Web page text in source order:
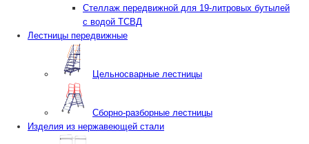
Стеллаж передвижной для 19-литровых бутылей
с водой ТСВД
Лестницы передвижные
Цельносварные лестницы
Сборно-разборные лестницы
Изделия из нержавеющей стали